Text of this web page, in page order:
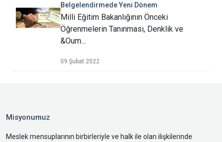
Belgelendirmede Yeni Dönem
Milli Eğitim Bakanlığının Önceki
Öğrenmelerin Tanınması, Denklik ve
&Oum...
09 Şubat 2022
Misyonumuz
Meslek mensuplarının birbirleriyle ve halk ile olan ilişkilerinde